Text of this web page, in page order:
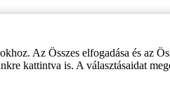
Az Összes elfogadása és az
kattintva is. A választásaidat